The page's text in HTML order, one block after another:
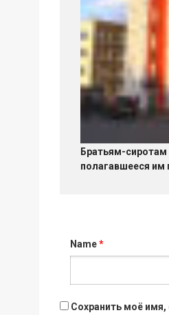
Братьям-
полагавшееся им
Name*
Сохранить моё